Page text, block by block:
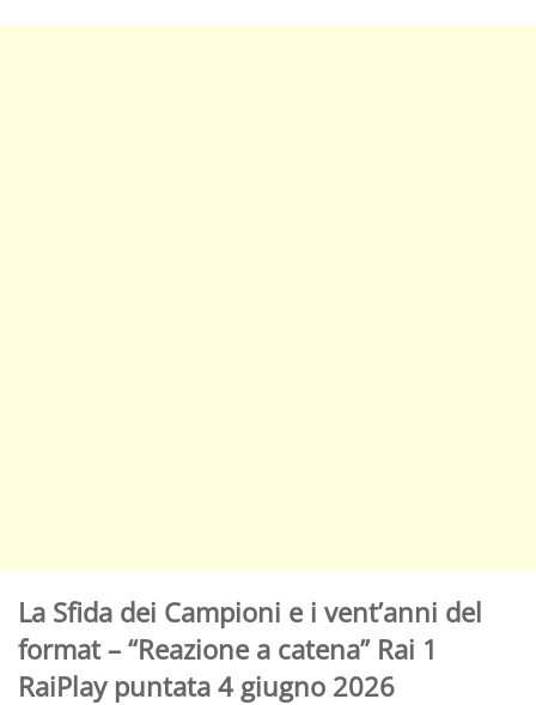
La Sfida dei Campioni e i vent’anni del
format – “Reazione a catena” Rai 1
RaiPlay puntata 4 giugno 2026